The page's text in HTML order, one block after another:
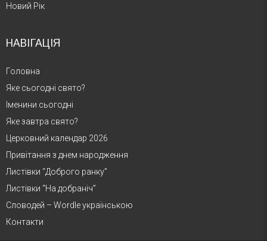
Новий Рік
НАВІГАЦІЯ
Головна
Яке сьогодні свято?
Іменини сьогодні
Яке завтра свято?
Церковний календар 2026
Привітання з днем народження
Листівки “Доброго ранку”
Листівки “На добраніч”
Словодей – Wordle українською
Контакти